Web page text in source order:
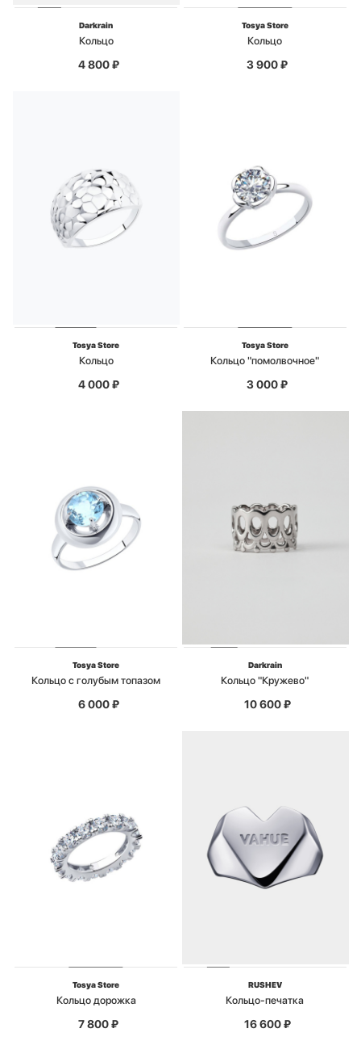
Darkrain
Кольцо
4 800₽
Tosya Store
Кольцо
3 900₽
Tosya Store
Кольцо
4 000₽
Tosya Store
Кольцо "помолвочное"
3 000₽
Tosya Store
Кольцо с голубым топазом
6 000₽
Darkrain
Кольцо "Кружево"
10 600₽
Tosya Store
Кольцо дорожка
7 800₽
RUSHEV
Кольцо-печатка
16 600₽